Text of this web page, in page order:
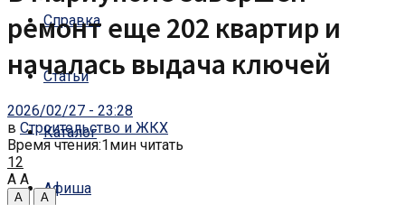
Справка
Статьи
Каталог
Афиша
ремонт еще 202 квартир и
началась выдача ключей
2026/02/27 - 23:28
в Строительство и ЖКХ
Время чтения:1мин читать
12
A A
A
A